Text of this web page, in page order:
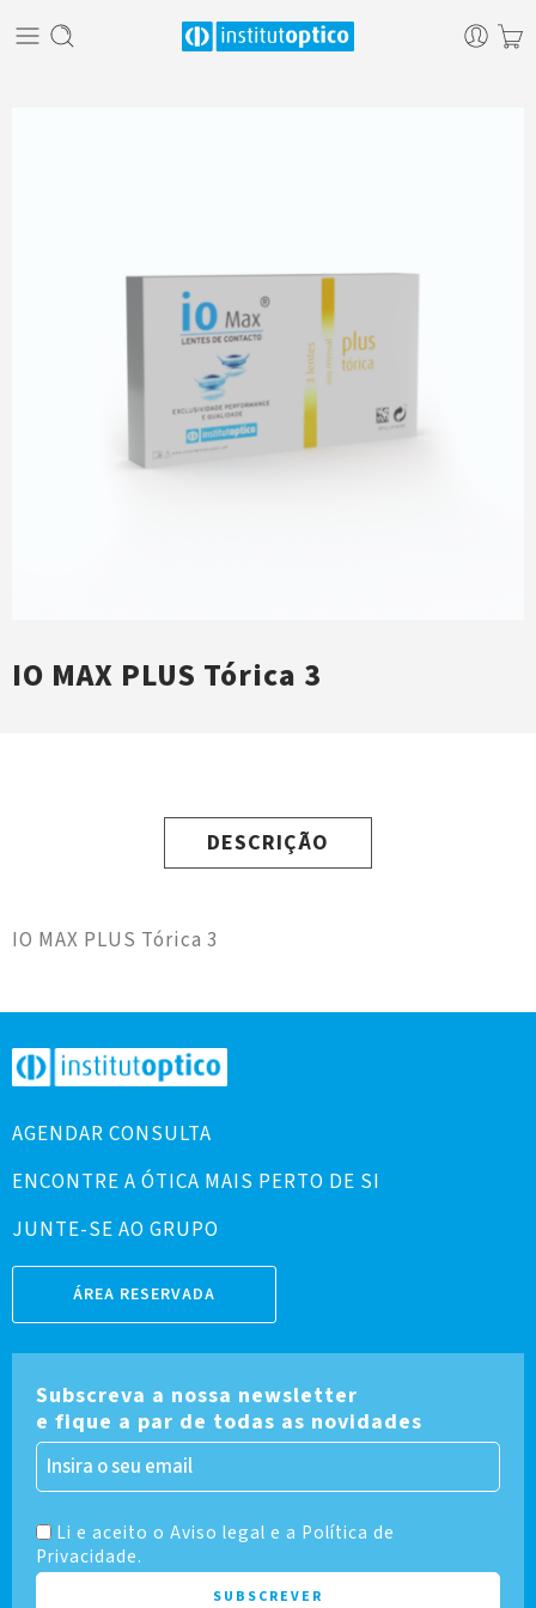
IO MAX PLUS Tórica 3
DESCRIÇÃO
IO MAX PLUS Tórica 3
AGENDAR CONSULTA
ENCONTRE A ÓTICA MAIS PERTO DE SI
JUNTE-SE AO GRUPO
ÁREA RESERVADA
Subscreva a nossa newsletter
e fique a par de todas as novidades
Li e aceito o Aviso legal e a Política de
Privacidade.